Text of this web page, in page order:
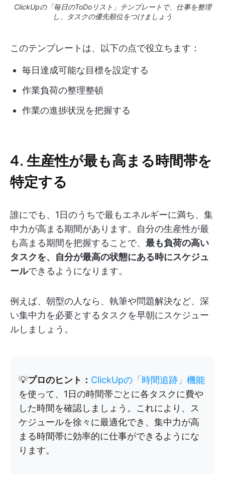
ClickUpの「毎日のToDoリスト」テンプレートで、仕事を整理
し、タスクの優先順位をつけましょう
このテンプレートは、以下の点で役立ちます：
毎日達成可能な目標を設定する
作業負荷の整理整頓
作業の進捗状況を把握する
4. 生産性が最も高まる時間帯を
特定する
誰にでも、1日のうちで最もエネルギーに満ち、集
中力が高まる期間があります。自分の生産性が最
も高まる期間を把握することで、 最も負荷の高い
タスクを、自分が最高の状態にある時にスケジュ
ールできるようになります。
例えば、朝型の人なら、執筆や問題解決など、深
い集中力を必要とするタスクを早朝にスケジュー
ルしましょう。
💡プロのヒント： ClickUpの「時間追跡」機能
を使って、1日の時間帯ごとに各タスクに費や
した時間を確認しましょう。これにより、ス
ケジュールを徐々に最適化でき、集中力が高
まる時間帯に効率的に仕事ができるようにな
ります。